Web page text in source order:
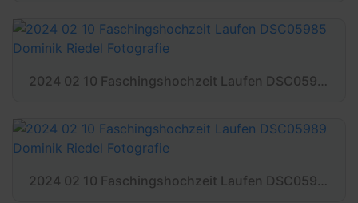
2024 02 10 Faschingshochzeit Laufen DSC05985 Dominik Riedel Fotografie
2024 02 10 Faschingshochzeit Laufen DSC05989 Dominik Riedel Fotografie